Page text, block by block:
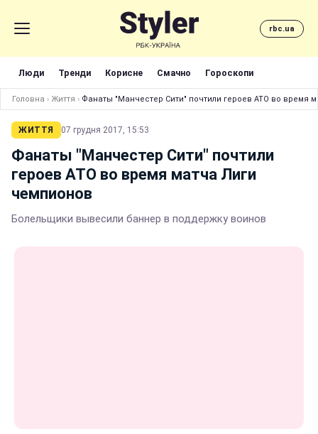
rbc.ua
Люди Тренди Корисне Смачно Гороскопи
Головна › Життя › Фанаты "Манчестер Сити" почтили героев АТО во время
ЖИТТЯ 07 грудня 2017, 15:53
Фанаты "Манчестер Сити" почтили
героев АТО во время матча Лиги
чемпионов
Болельщики вывесили баннер в поддержку воинов